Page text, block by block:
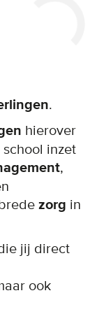
.
hierover
inzet
,
zorg in
jij direct
ook